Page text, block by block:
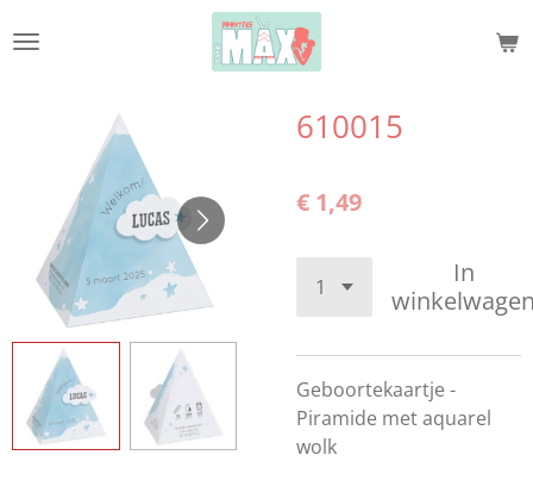
direct
hoofdinhoud
610015
€ 1,49
In
Geboortekaartje -
Piramide met aquarel
wolk